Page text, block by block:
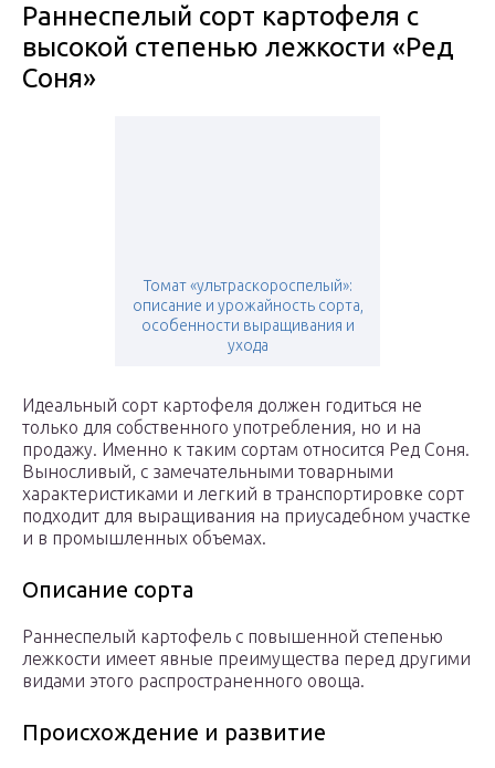
Раннеспелый сорт картофеля с
высокой степенью лежкости «Ред
Соня»
Томат «ультраскороспелый»:
описание и урожайность сорта,
особенности выращивания и
ухода
Идеальный сорт картофеля должен годиться не
только для собственного употребления, но и на
продажу. Именно к таким сортам относится Ред Соня.
Выносливый, с замечательными товарными
характеристиками и легкий в транспортировке сорт
подходит для выращивания на приусадебном участке
и в промышленных объемах.
Описание сорта
Раннеспелый картофель с повышенной степенью
лежкости имеет явные преимущества перед другими
видами этого распространенного овоща.
Происхождение и развитие